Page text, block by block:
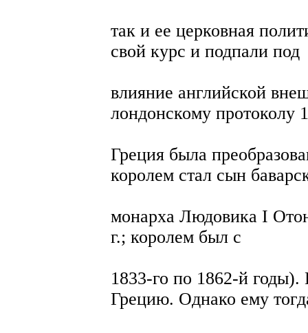
так и ее церковная
свой курс и подпали под
влияние английской
лондонскому протоколу
Греция была
королем стал сын
монарха Людовика I
г.; королем был с
1833-го по 1862-й
Грецию. Однако ему